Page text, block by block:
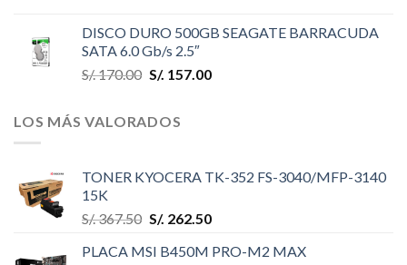
DISCO DURO 500GB SEAGATE BARRACUDA
SATA 6.0 Gb/s 2.5″
S/.170.00 S/. 157.00
LOS MÁS VALORADOS
TONER KYOCERA TK-352 FS-3040/MFP-3140
15K
S/.367.50 S/. 262.50
PLACA MSI B450M PRO-M2 MAX